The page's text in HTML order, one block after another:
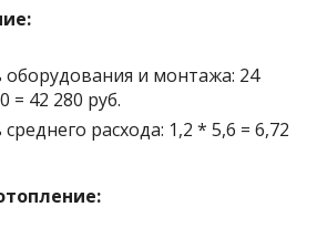
оборудования и монтажа: 24
= 42 280 руб.
расхода: 1,2 * 5,6 = 6,72